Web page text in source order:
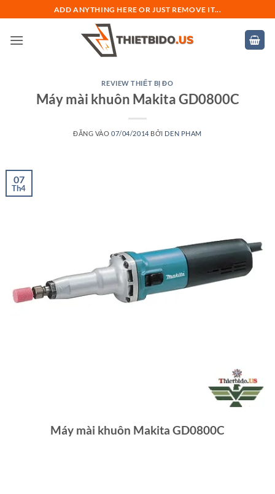
qua
nội
ADD ANYTHING HERE OR JUST REMOVE IT...
REVIEW THIẾT BỊ ĐO
Máy mài khuôn Makita GD0800C
ĐĂNG VÀO07/04/2014 BỞI DEN PHAM
07
Th4
Máy mài khuôn Makita GD0800C